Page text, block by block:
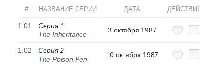
# НАЗВАНИЕ СЕРИИ ДАТА ДЕЙСТВИЯ
1.01
Серия 1
The Inheritance
3 октября 1987
1.02
Серия 2
The Poison Pen
10 октября 1987